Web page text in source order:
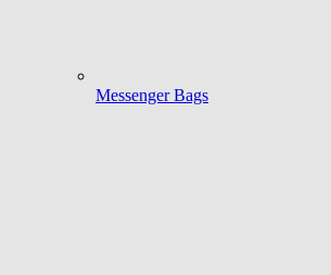
Messenger Bags